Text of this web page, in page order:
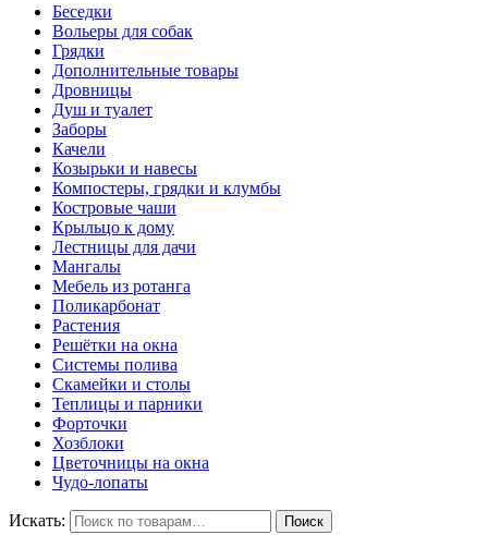
Беседки
Вольеры для собак
Грядки
Дополнительные товары
Дровницы
Душ и туалет
Заборы
Качели
Козырьки и навесы
Компостеры, грядки и клумбы
Костровые чаши
Крыльцо к дому
Лестницы для дачи
Мангалы
Мебель из ротанга
Поликарбонат
Растения
Решётки на окна
Системы полива
Скамейки и столы
Теплицы и парники
Форточки
Хозблоки
Цветочницы на окна
Чудо-лопаты
Искать: Поиск